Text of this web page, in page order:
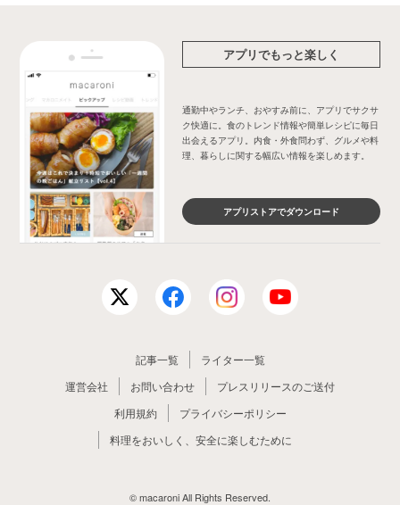
アプリでもっと楽しく
通勤中やランチ、おやすみ前に、アプリでサクサ
ク快適に。食のトレンド情報や簡単レシピに毎日
出会えるアプリ。内食・外食問わず、グルメや料
理、暮らしに関する幅広い情報を楽しめます。
アプリストアでダウンロード
記事一覧
ライター一覧
運営会社
お問い合わせ
プレスリリースのご送付
利用規約
プライバシーポリシー
料理をおいしく、安全に楽しむために
© macaroni All Rights Reserved.